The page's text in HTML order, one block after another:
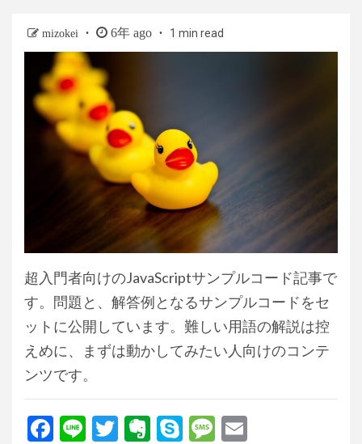
mizokei 6年 ago 1 min read
超入門者向けのJavaScriptサンプルコード記事で
す。問題と、解答例となるサンプルコードをセ
ットに公開しています。難しい用語の解説は控
えめに、まずは動かしてみたい人向けのコンテ
ンツです。
Facebook
LineTwitter
Evernote
SkypeMessage